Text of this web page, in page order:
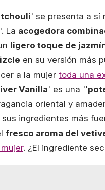
' se presenta a sí
La acogedora
ligero toque de
en su versión más
a la mujer toda una
Vanilla' es una ''
oriental y
ingredientes más
fresco aroma del
. ¿El ingrediente